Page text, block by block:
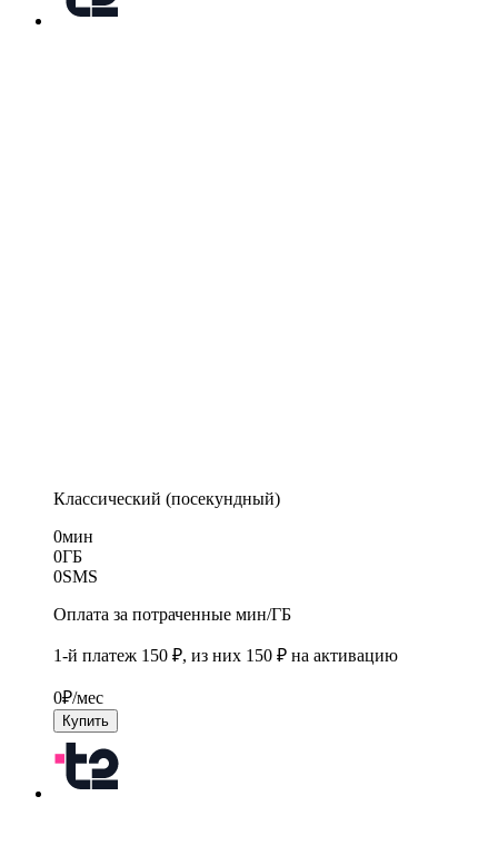
Классический (посекундный)
0мин
0ГБ
0SMS
Оплата за потраченные мин/ГБ
1-й платеж 150 ₽, из них 150 ₽ на активацию
0₽/мес
Купить